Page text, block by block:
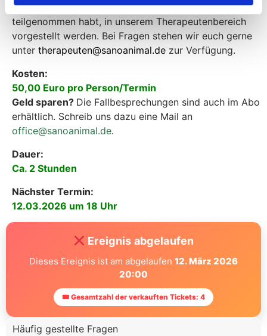
einverstanden seid, dass Aufzeichnungen, an denen ihr
teilgenommen habt, in unserem Therapeutenbereich
vorgestellt werden. Bei Fragen stehen wir euch gerne
unter therapeuten@sanoanimal.de zur Verfügung.
Kosten:
50,00 Euro pro Person/Termin
Geld sparen? Die Fallbesprechungen sind auch im Abo
erhältlich. Schreib uns dazu eine Mail an
office@sanoanimal.de.
Dauer:
Ca. 2 Stunden
Nächster Termin:
12.03.2026 um 18 Uhr
Ereignis abgelaufen
Dieses Ereignis ist am abgelaufen 12. März 2026
20:00
🎟 Gesamtzahl der verkauften Tickets: 4
Häufig gestellte Fragen